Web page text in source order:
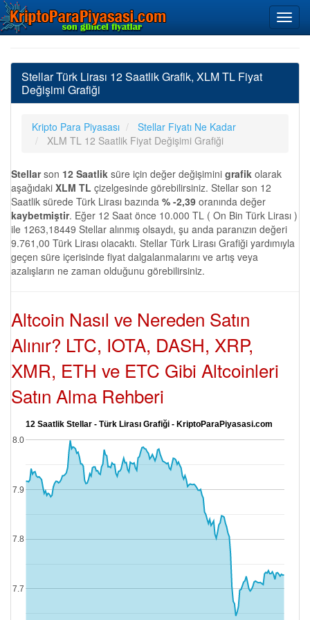
Stellar Türk Lirası 12 Saatlik Grafik, XLM TL Fiyat
Değişimi Grafiği
Kripto Para Piyasası
Stellar Fiyatı Ne Kadar
XLM TL 12 Saatlik Fiyat Değişimi Grafiği
Stellarson 12 Saatlik süre için değer değişimini grafik olarak
aşağıdaki XLM TL çizelgesinde görebilirsiniz. Stellar son 12
Saatlik sürede Türk Lirası bazında % -2,39 oranında değer
kaybetmiştir. Eğer 12 Saat önce 10.000 TL ( On Bin Türk Lirası )
ile 1263,18449 Stellar alınmış olsaydı, şu anda paranızın değeri
9.761,00 Türk Lirası olacaktı. Stellar Türk Lirası Grafiği yardımıyla
geçen süre içerisinde fiyat dalgalanmalarını ve artış veya
azalışların ne zaman olduğunu görebilirsiniz.
Altcoin Nasıl ve Nereden Satın
Alınır? LTC, IOTA, DASH, XRP,
XMR, ETH ve ETC Gibi Altcoinleri
Satın Alma Rehberi
12 Saatlik Stellar - Türk Lirası Grafiği - KriptoParaPiyasasi.com
7.7
7.8
7.9
8.0